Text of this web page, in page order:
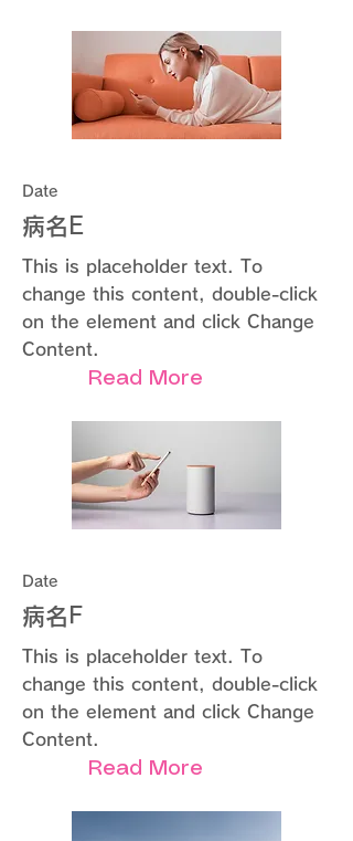
Date
病名E
This is placeholder text. To
change this content, double-click
on the element and click Change
Content.
Read More
Date
病名F
This is placeholder text. To
change this content, double-click
on the element and click Change
Content.
Read More